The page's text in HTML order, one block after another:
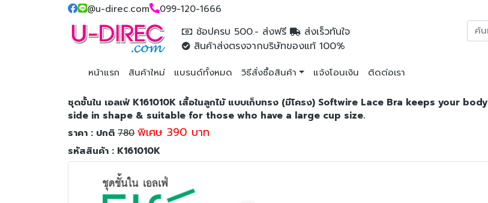
@u-direc.com 099-120-1666
ช้อปครบ 500.- ส่งฟรี
ส่งเร็วทันใจ
สินค้าส่งตรงจากบริษัทของแท้ 100%
หน้าแรก สินค้าใหม่ แบรนด์ทั้งหมด วิธีสั่งซื้อสินค้า แจ้งโอนเงิน ติดต่อเรา
ชุดชั้นใน เอลเฟ่ K161010K เสื้อในลูกไม้ แบบเก็บทรง (มีโครง) Softwire Lace Bra keeps your body
side in shape & suitable for those who have a large cup size.
ราคา : ปกติ780 พิเศษ 390 บาท
รหัสสินค้า : K161010K